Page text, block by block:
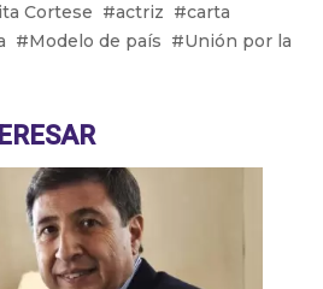
"Que los padres consuman
una dependencia"
Cortese actriz
carta
Modelo de país
Unión por la